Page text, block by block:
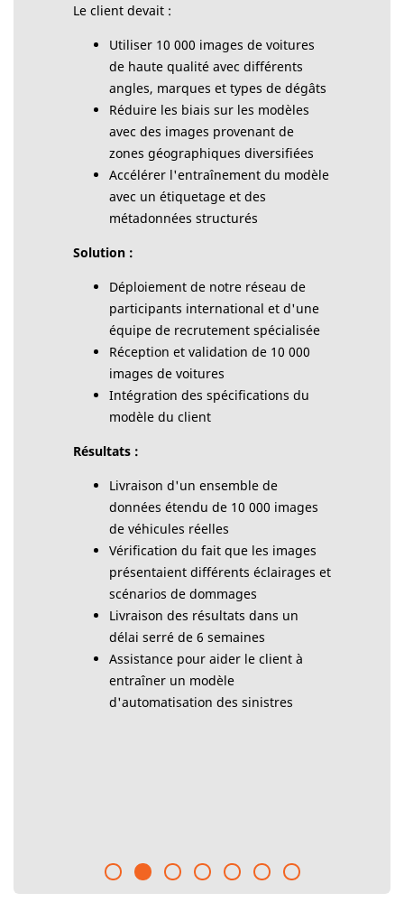
Le client devait :
Utiliser 10 000 images de voitures
de haute qualité avec différents
angles, marques et types de dégâts
Réduire les biais sur les modèles
avec des images provenant de
zones géographiques diversifiées
Accélérer l'entraînement du modèle
avec un étiquetage et des
métadonnées structurés
Solution :
Déploiement de notre réseau de
participants international et d'une
équipe de recrutement spécialisée
Réception et validation de 10 000
images de voitures
Intégration des spécifications du
modèle du client
Résultats :
Livraison d'un ensemble de
données étendu de 10 000 images
de véhicules réelles
Vérification du fait que les images
présentaient différents éclairages et
scénarios de dommages​
Livraison des résultats dans un
délai serré de 6 semaines
Assistance pour aider le client à
entraîner un modèle
d'automatisation des sinistres